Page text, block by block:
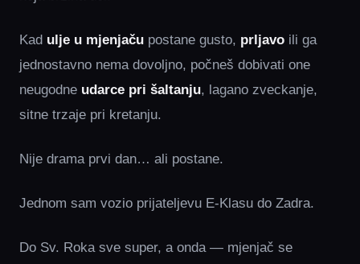
Kad ulje u mjenjaču postane gusto, prljavo ili ga
jednostavno nema dovoljno, počneš dobivati one
neugodne udarce pri šaltanju, lagano zveckanje,
sitne trzaje pri kretanju.
Nije drama prvi dan… ali postane.
Jednom sam vozio prijateljevu E-Klasu do Zadra.
Do Sv. Roka sve super, a onda — mjenjač se